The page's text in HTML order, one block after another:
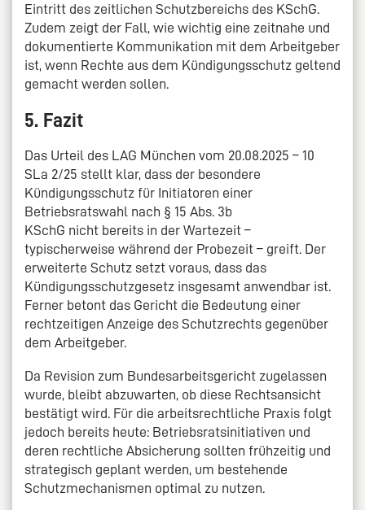
Eintritt des zeitlichen Schutzbereichs des KSchG.
Zudem zeigt der Fall, wie wichtig eine zeitnahe und
dokumentierte Kommunikation mit dem Arbeitgeber
ist, wenn Rechte aus dem Kündigungsschutz geltend
gemacht werden sollen.
5. Fazit
Das Urteil des LAG München vom 20.08.2025 – 10
SLa 2/25 stellt klar, dass der besondere
Kündigungsschutz für Initiatoren einer
Betriebsratswahl nach § 15 Abs. 3b
KSchG nicht bereits in der Wartezeit –
typischerweise während der Probezeit – greift. Der
erweiterte Schutz setzt voraus, dass das
Kündigungsschutzgesetz insgesamt anwendbar ist.
Ferner betont das Gericht die Bedeutung einer
rechtzeitigen Anzeige des Schutzrechts gegenüber
dem Arbeitgeber.
Da Revision zum Bundesarbeitsgericht zugelassen
wurde, bleibt abzuwarten, ob diese Rechtsansicht
bestätigt wird. Für die arbeitsrechtliche Praxis folgt
jedoch bereits heute: Betriebsratsinitiativen und
deren rechtliche Absicherung sollten frühzeitig und
strategisch geplant werden, um bestehende
Schutzmechanismen optimal zu nutzen.